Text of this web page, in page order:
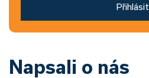
Přihlásit
Napsali o nás